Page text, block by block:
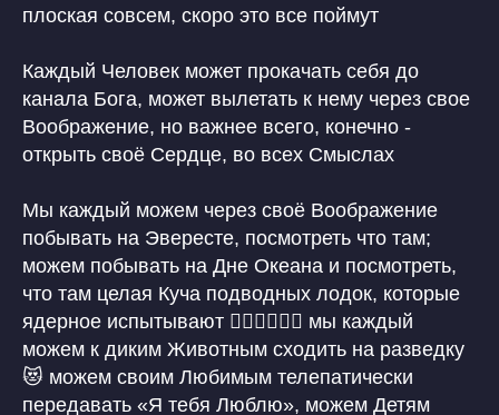
плоская совсем, скоро это все поймут
Каждый Человек может прокачать себя до
канала Бога, может вылетать к нему через свое
Воображение, но важнее всего, конечно -
открыть своё Сердце, во всех Смыслах
Мы каждый можем через своё Воображение
побывать на Эвересте, посмотреть что там;
можем побывать на Дне Океана и посмотреть,
что там целая Куча подводных лодок, которые
ядерное испытывают 🙋🏼‍♀️🤷🏼‍♀️ мы каждый
можем к диким Животным сходить на разведку
😻 можем своим Любимым телепатически
передавать «Я тебя Люблю», можем Детям